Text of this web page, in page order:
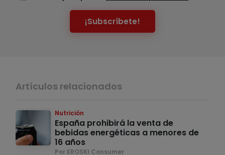
¡Subscríbete!
Artículos relacionados
Nutrición
España prohibirá la venta de
bebidas energéticas a menores de
16 años
Por EROSKI Consumer